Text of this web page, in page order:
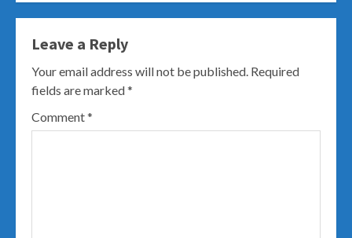
Leave a Reply
Your email address will not be published. Required
fields are marked*
Comment*